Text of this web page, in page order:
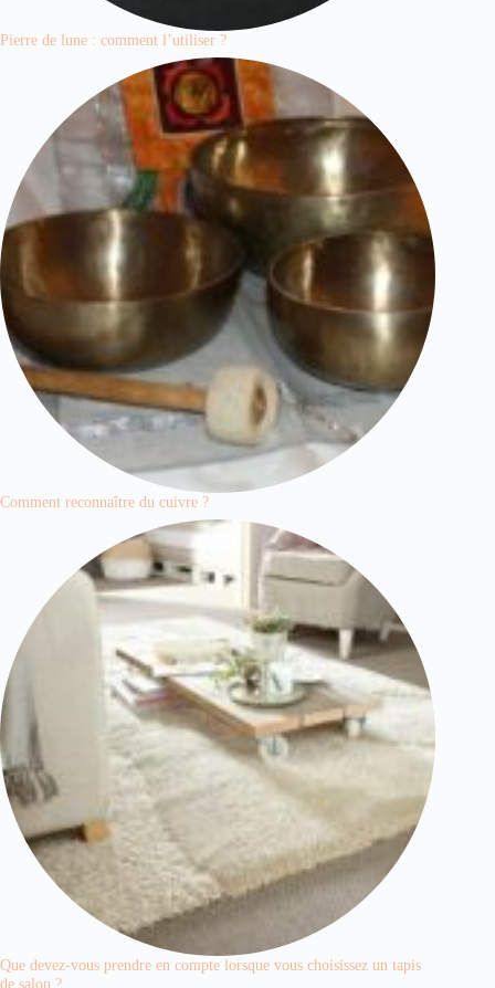
Pierre de lune : comment l’utiliser ?
Comment reconnaître du cuivre ?
Que devez-vous prendre en compte lorsque vous choisissez un tapis
de salon ?